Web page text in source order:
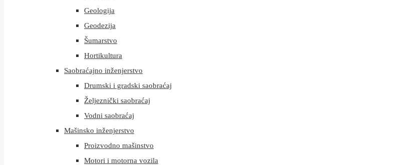
Geologija
Geodezija
Šumarstvo
Hortikultura
Saobraćajno inženjerstvo
Drumski i gradski saobraćaj
Željeznički saobraćaj
Vodni saobraćaj
Mašinsko inženjerstvo
Proizvodno mašinstvo
Motori i motorna vozila